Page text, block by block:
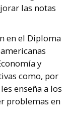
las notas
en el Diploma
y
como, por
enseña a los
problemas en